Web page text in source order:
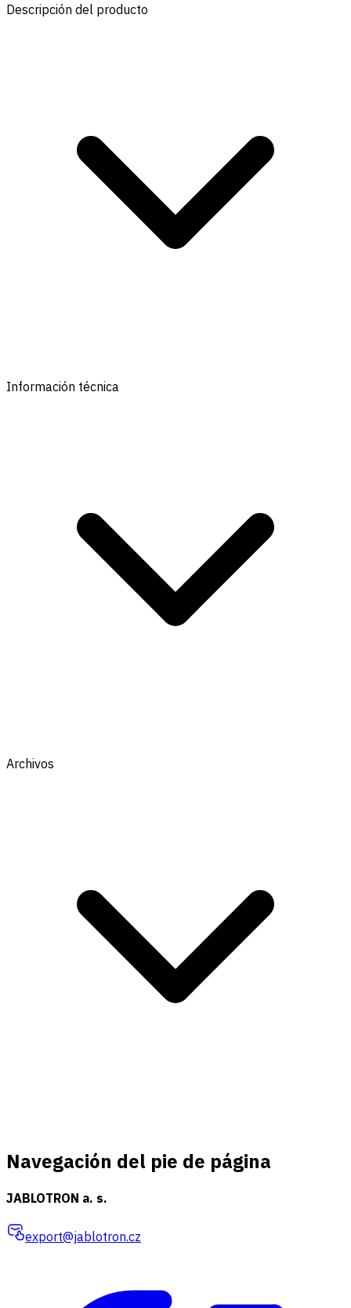
Descripción del producto
Información técnica
Archivos
Navegación del pie de página
JABLOTRON a. s.
export@jablotron.cz